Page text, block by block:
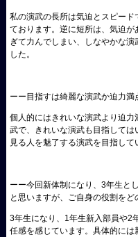
私の演武の長所は気迫とスピー
ております。逆に短所は、気迫
ぎて力んでしまい、しなやかな
した。
ーー目指すは綺麗な演武か迫力満
個人的にはきれいな演武より迫
武で、きれいな演武も目指しては
見る人を魅了する演武を目指して
ーー今回新体制になり、3年生と
と思いますが、ご自身の役割をど
3年生になり、1年生新入部員や2
任感を感じています。具体的に